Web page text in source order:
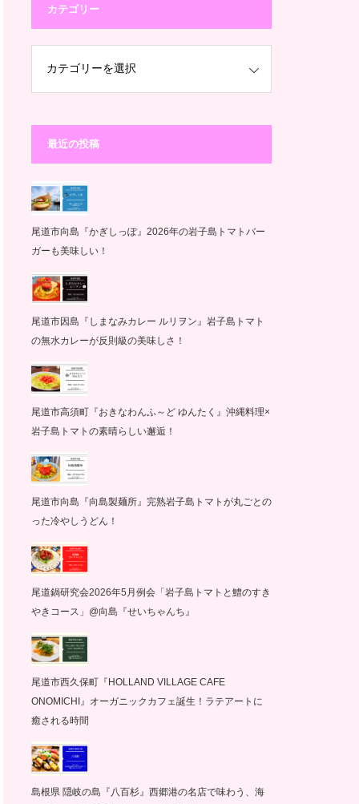
カテゴリー
最近の投稿
尾道市向島『かぎしっぽ』2026年の岩子島トマトバー
ガーも美味しい！
尾道市因島『しまなみカレー ルリヲン』岩子島トマト
の無水カレーが反則級の美味しさ！
尾道市高須町『おきなわんふ～ど ゆんたく』沖縄料理×
岩子島トマトの素晴らしい邂逅！
尾道市向島『向島製麺所』完熟岩子島トマトが丸ごとの
った冷やしうどん！
尾道鍋研究会2026年5月例会「岩子島トマトと鱧のすき
やきコース」@向島『せいちゃんち』
尾道市西久保町『HOLLAND VILLAGE CAFE
ONOMICHI』オーガニックカフェ誕生！ラテアートに
癒される時間
島根県 隠岐の島『八百杉』西郷港の名店で味わう、海